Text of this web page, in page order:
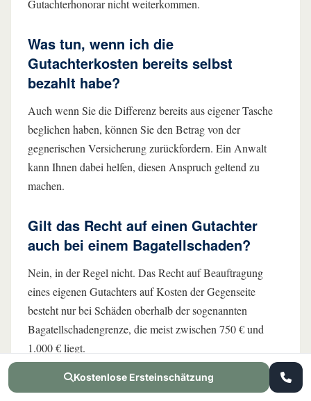
Gutachterhonorar nicht weiterkommen.
Was tun, wenn ich die
Gutachterkosten bereits selbst
bezahlt habe?
Auch wenn Sie die Differenz bereits aus eigener Tasche
beglichen haben, können Sie den Betrag von der
gegnerischen Versicherung zurückfordern. Ein Anwalt
kann Ihnen dabei helfen, diesen Anspruch geltend zu
machen.
Gilt das Recht auf einen Gutachter
auch bei einem Bagatellschaden?
Nein, in der Regel nicht. Das Recht auf Beauftragung
eines eigenen Gutachters auf Kosten der Gegenseite
besteht nur bei Schäden oberhalb der sogenannten
Bagatellschadengrenze, die meist zwischen 750 € und
1.000 € liegt.
Was sagt der BGH zur gekürzten
Kostenlose Ersteinschätzung